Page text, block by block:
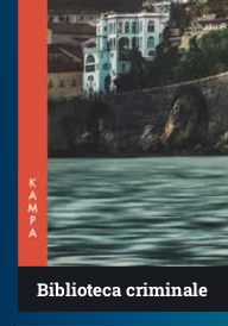
Biblioteca criminale